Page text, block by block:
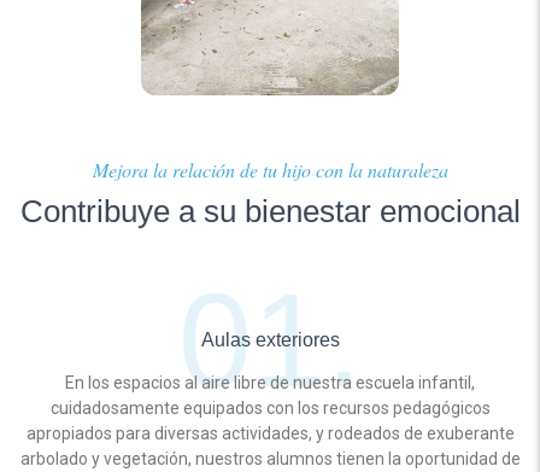
Mejora la relación de tu hijo con la naturaleza
Contribuye a su bienestar emocional
Aulas exteriores
En los espacios al aire libre de nuestra escuela infantil,
cuidadosamente equipados con los recursos pedagógicos
apropiados para diversas actividades, y rodeados de exuberante
arbolado y vegetación, nuestros alumnos tienen la oportunidad de